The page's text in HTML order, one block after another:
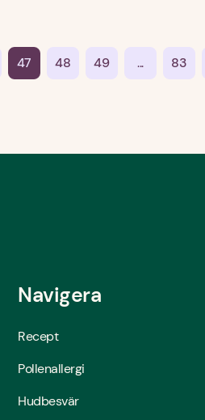
47 48 49 ... 83
Navigera
Recept
Pollenallergi
Hudbesvär